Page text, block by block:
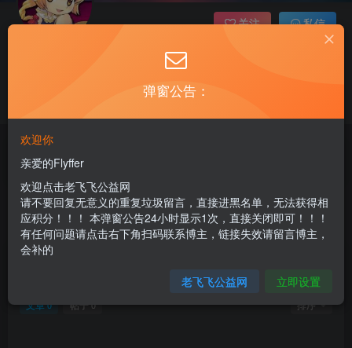
关注 私信
Wish my smile clear off the sky, of all days.
老飞飞公益网全新改版：新年新开始
不要回复无意义重复评论，否则直接进黑名单
老飞飞公益网全新改版：新年新开始
不要回复无意义重复评论，否则直接进黑名单
文章 0 帖子 0 排序
弹窗公告：
欢迎你
亲爱的Flyffer
欢迎点击老飞飞公益网
请不要回复无意义的重复垃圾留言，直接进黑名单，无法获得相
应积分！！！ 本弹窗公告24小时显示1次，直接关闭即可！！！
有任何问题请点击右下角扫码联系博主，链接失效请留言博主，
会补的
老飞飞公益网 立即设置